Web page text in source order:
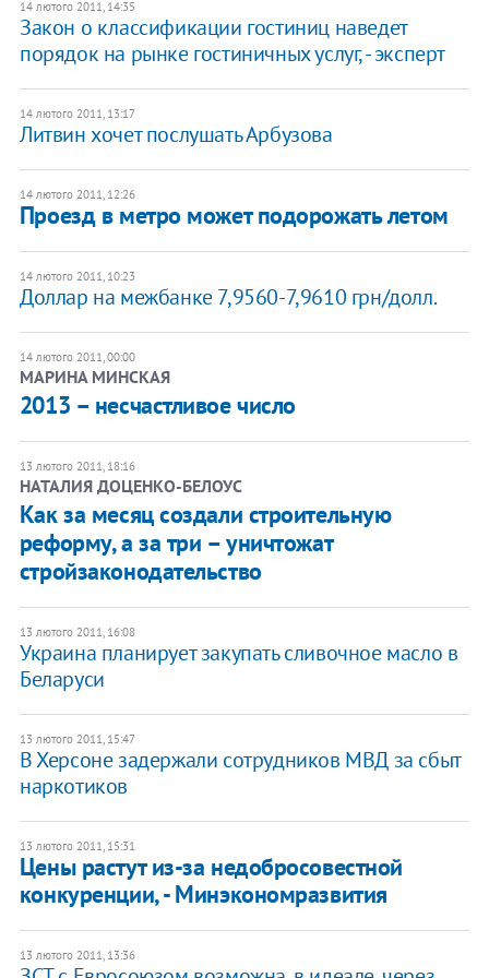
14 лютого 2011, 14:35
Закон о классификации гостиниц наведет
порядок на рынке гостиничных услуг, - эксперт
14 лютого 2011, 13:17
Литвин хочет послушать Арбузова
14 лютого 2011, 12:26
Проезд в метро может подорожать летом
14 лютого 2011, 10:23
Доллар на межбанке 7,9560-7,9610 грн/долл.
14 лютого 2011, 00:00
МАРИНА МИНСКАЯ
2013 – несчастливое число
13 лютого 2011, 18:16
НАТАЛИЯ ДОЦЕНКО-БЕЛОУС
Как за месяц создали строительную
реформу, а за три – уничтожат
стройзаконодательство
13 лютого 2011, 16:08
Украина планирует закупать сливочное масло в
Беларуси
13 лютого 2011, 15:47
В Херсоне задержали сотрудников МВД за сбыт
наркотиков
13 лютого 2011, 15:31
Цены растут из-за недобросовестной
конкуренции, - Минэкономразвития
13 лютого 2011, 13:36